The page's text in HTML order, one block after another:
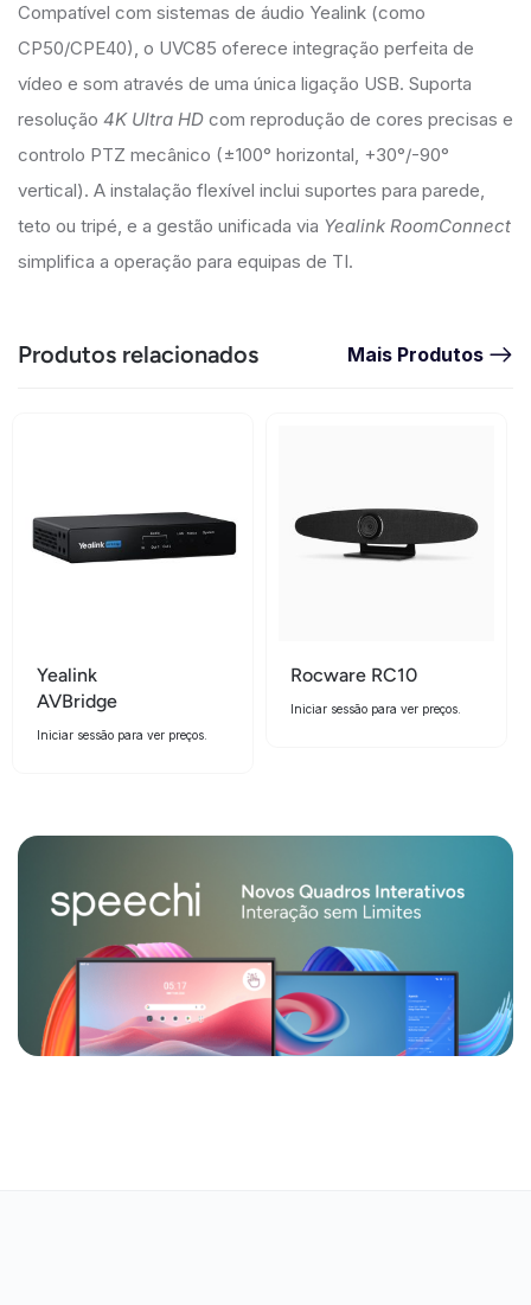
Compatível com sistemas de áudio Yealink (como
CP50/CPE40), o UVC85 oferece integração perfeita de
vídeo e som através de uma única ligação USB. Suporta
resolução 4K Ultra HD com reprodução de cores precisas e
controlo PTZ mecânico (±100° horizontal, +30°/-90°
vertical). A instalação flexível inclui suportes para parede,
teto ou tripé, e a gestão unificada via Yealink RoomConnect
simplifica a operação para equipas de TI.
Produtos relacionados Mais Produtos
Yealink
AVBridge
Iniciar sessão para ver preços.
Rocware RC10
Iniciar sessão para ver preços.